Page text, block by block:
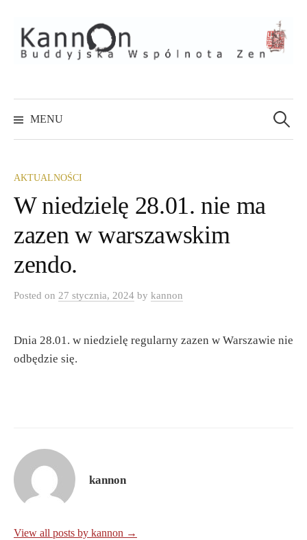
to
content
MENU
AKTUALNOŚCI
W niedzielę 28.01. nie ma
zazen w warszawskim
zendo.
Posted on 27 stycznia, 2024 by kannon
Dnia 28.01. w niedzielę regularny zazen w Warszawie nie
odbędzie się.
kannon
View all posts by kannon →